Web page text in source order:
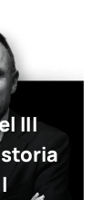
III